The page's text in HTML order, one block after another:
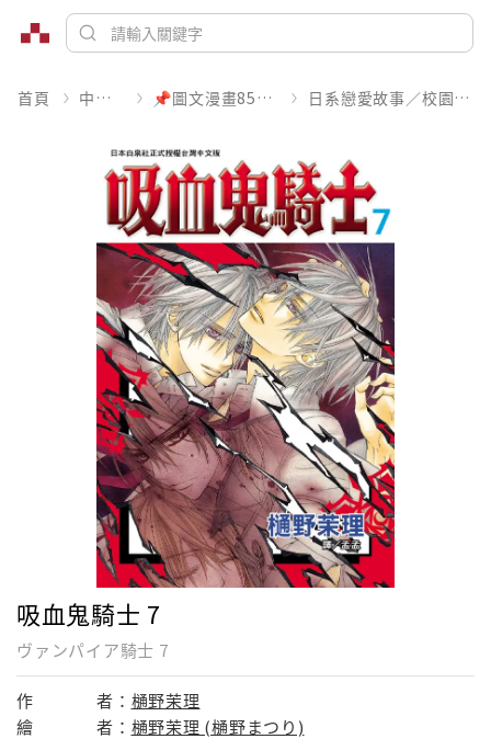
首頁 中文書 📌圖文漫畫85折起 日系戀愛故事／校園青春
吸血鬼騎士 7
ヴァンパイア騎士 7
作 者： 樋野茉理
繪
者： 樋野茉理 (樋野まつり)